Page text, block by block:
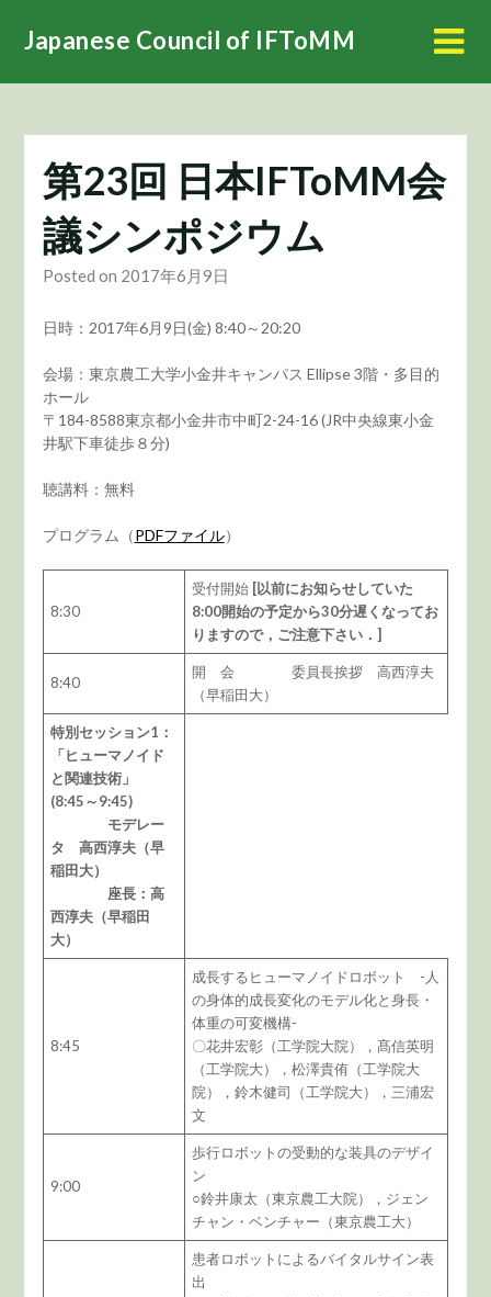
Japanese Council of IFToMM
第23回 日本IFToMM会
議シンポジウム
Posted on 2017年6月9日
日時：2017年6月9日(金) 8:40～20:20
会場：東京農工大学小金井キャンパス Ellipse 3階・多目的
ホール
〒184-8588東京都小金井市中町2-24-16 (JR中央線東小金
井駅下車徒歩８分)
聴講料：無料
プログラム（PDFファイル）
8:30
受付開始 [以前にお知らせしていた
8:00開始の予定から30分遅くなってお
りますので，ご注意下さい．]
8:40
開 会 委員長挨拶 高西淳夫
（早稲田大）
特別セッション1：
「ヒューマノイド
と関連技術」
(8:45～9:45)
モデレー
タ 高西淳夫（早
稲田大）
座長：高
西淳夫（早稲田
大）
8:45
成長するヒューマノイドロボット -人
の身体的成長変化のモデル化と身長・
体重の可変機構-
〇花井宏彰（工学院大院），髙信英明
（工学院大），松澤貴侑（工学院大
院），鈴木健司（工学院大），三浦宏
文
9:00
歩行ロボットの受動的な装具のデザイ
ン
○鈴井康太（東京農工大院），ジェン
チャン・ベンチャー（東京農工大）
患者ロボットによるバイタルサイン表
出